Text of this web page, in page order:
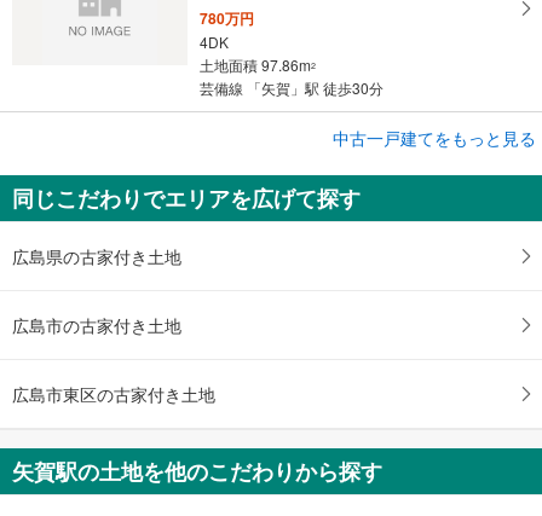
780万円
4DK
土地面積 97.86m2
芸備線 「矢賀」駅 徒歩30分
広島市東区尾長東3丁目
750万円
5DK
中古一戸建てをもっと見る
同じこだわりでエリアを広げて探す
広島県の古家付き土地
広島市の古家付き土地
広島市東区の古家付き土地
矢賀駅の土地を他のこだわりから探す